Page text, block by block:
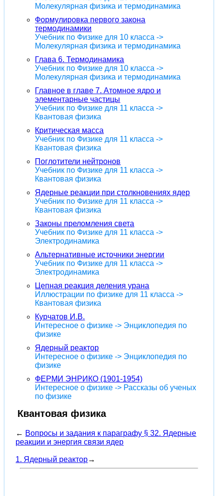
Молекулярная физика и термодинамика
Формулировка первого закона
термодинамики
Учебник по Физике для 10 класса ->
Молекулярная физика и термодинамика
Глава 6. Термодинамика
Учебник по Физике для 10 класса ->
Молекулярная физика и термодинамика
Главное в главе 7. Атомное ядро и
элементарные частицы
Учебник по Физике для 11 класса ->
Квантовая физика
Критическая масса
Учебник по Физике для 11 класса ->
Квантовая физика
Поглотители нейтронов
Учебник по Физике для 11 класса ->
Квантовая физика
Ядерные реакции при столкновениях ядер
Учебник по Физике для 11 класса ->
Квантовая физика
Законы преломления света
Учебник по Физике для 11 класса ->
Электродинамика
Альтернативные источники энергии
Учебник по Физике для 11 класса ->
Электродинамика
Цепная реакция деления урана
Иллюстрации по физике для 11 класса ->
Квантовая физика
Курчатов И.В.
Интересное о физике -> Энциклопедия по
физике
Ядерный реактор
Интересное о физике -> Энциклопедия по
физике
ФЕРМИ ЭНРИКО (1901-1954)
Интересное о физике -> Рассказы об ученых
по физике
Квантовая физика
← Вопросы и задания к параграфу § 32. Ядерные
реакции и энергия связи ядер
1. Ядерный реактор→